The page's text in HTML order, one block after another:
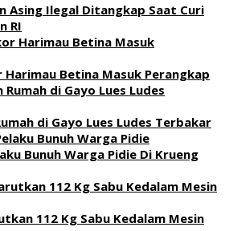
Asing Ilegal Ditangkap Saat Curi
RI
Harimau Betina Masuk Perangkap
di Gayo Lues Ludes Terbakar
Bunuh Warga Pidie Di Krueng
112 Kg Sabu Kedalam Mesin